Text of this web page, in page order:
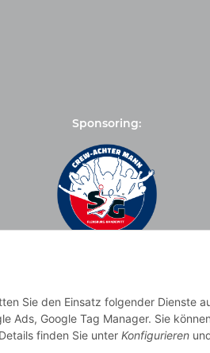
Sponsoring:
Sie den Einsatz folgender Dienste
Ads, Google Tag Manager. Sie
finden Sie unter Konfigurieren